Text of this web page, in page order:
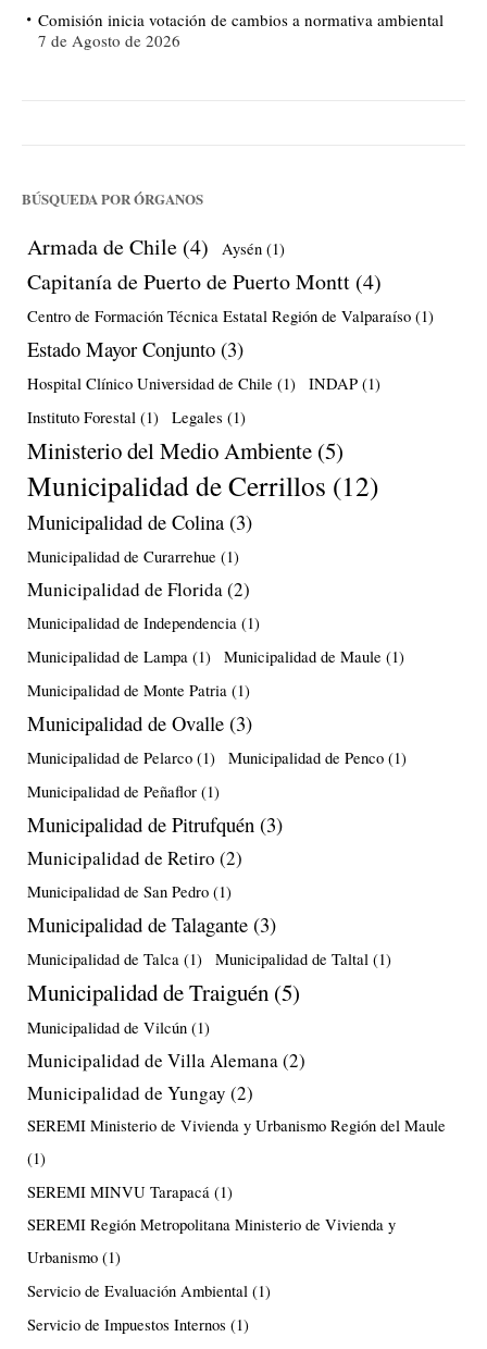
Comisión inicia votación de cambios a normativa ambiental
7 de Agosto de 2026
BÚSQUEDA POR ÓRGANOS
Armada de Chile (4) Aysén (1)
Capitanía de Puerto de Puerto Montt (4)
Centro de Formación Técnica Estatal Región de Valparaíso (1)
Estado Mayor Conjunto (3)
Hospital Clínico Universidad de Chile (1) INDAP (1)
Instituto Forestal (1) Legales (1)
Ministerio del Medio Ambiente (5)
Municipalidad de Cerrillos (12)
Municipalidad de Colina (3)
Municipalidad de Curarrehue (1)
Municipalidad de Florida(2)
Municipalidad de Independencia (1)
Municipalidad de Lampa (1) Municipalidad de Maule (1)
Municipalidad de Monte Patria (1)
Municipalidad de Ovalle (3)
Municipalidad de Pelarco (1) Municipalidad de Penco (1)
Municipalidad de Peñaflor (1)
Municipalidad de Pitrufquén (3)
Municipalidad de Retiro (2)
Municipalidad de San Pedro (1)
Municipalidad de Talagante (3)
Municipalidad de Talca (1) Municipalidad de Taltal (1)
Municipalidad de Traiguén (5)
Municipalidad de Vilcún (1)
Municipalidad de Villa Alemana(2)
Municipalidad de Yungay (2)
SEREMI Ministerio de Vivienda y Urbanismo Región del Maule
(1)
SEREMI MINVU Tarapacá (1)
SEREMI Región Metropolitana Ministerio de Vivienda y
Urbanismo (1)
Servicio de Evaluación Ambiental (1)
Servicio de Impuestos Internos (1)